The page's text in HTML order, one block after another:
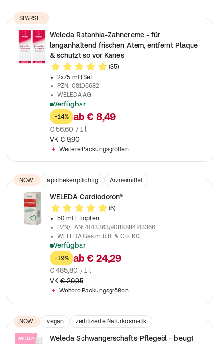
SPARSET
Weleda Ratanhia-Zahncreme - für
langanhaltend frischen Atem, entfernt Plaque
& schützt so vor Karies
(35)
2x75 ml
| Set
PZN: 08105682
WELEDA AG
Verfügbar
Naturkosmetik Zahnpasta reduziert Zahnbelag, schützt vor
-14% ab € 8,49
€ 56,60 / 1 l
VK € 9,90
Weitere Packungsgrößen
NOW! apothekenpflichtig Arzneimittel
WELEDA Cardiodoron®
(6)
50 ml
| Tropfen
PZN/EAN:4143363/9088884143366
WELEDA Ges.m.b.H. & Co. KG
Verfügbar
Zur Stabilisierung des Kreislaufes
-19% ab € 24,29
€ 485,80 / 1 l
VK € 29,95
Weitere Packungsgrößen
NOW! vegan
zertifizierte Naturkosmetik
vegetarisch
pflanzlich
Weleda Schwangerschafts-Pflegeöl - beugt